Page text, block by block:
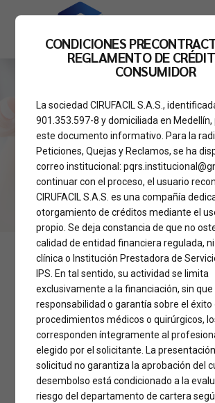
HOME
Cambio de
Mamarias
CONDICIONES
REGLAMENTO DE
CONSUMIDOR
La sociedad CIRUFACIL S.A.S.,
901.353.597-8 y domiciliada en
este documento informativo. Para la
Peticiones, Quejas y Reclamos, se ha
correo institucional:
continuar con el proceso, el usuario
CIRUFACIL S.A.S. es una compañía
otorgamiento de créditos mediante el
propio. Se deja constancia de que no
calidad de entidad financiera regulada,
clínica o Institución Prestadora de
IPS. En tal sentido, su actividad se limita
exclusivamente a la financiación, sin
responsabilidad o garantía sobre el éxito
procedimientos médicos o quirúrgicos,
corresponden íntegramente al
elegido por el solicitante. La
solicitud no garantiza la aprobación del
desembolso está condicionado a la
riesgo del departamento de cartera